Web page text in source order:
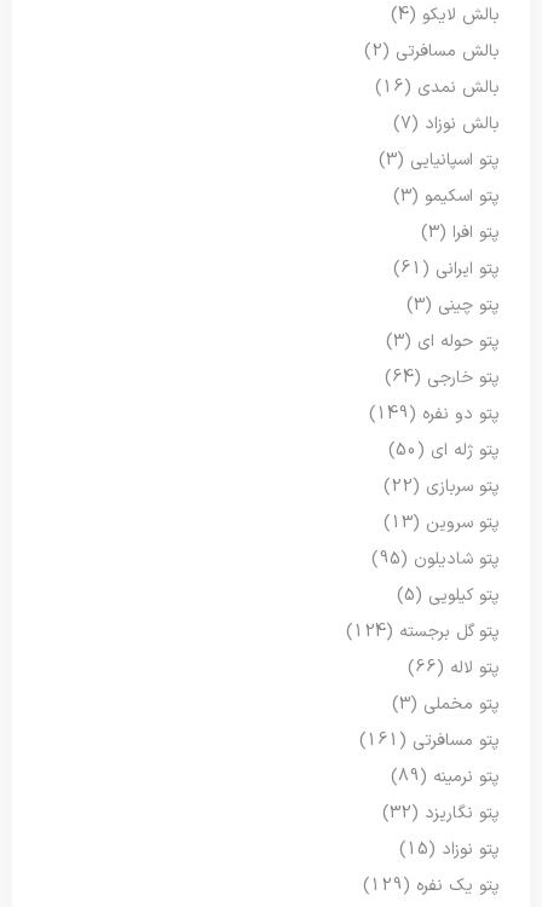
بالش لایکو (4)
بالش مسافرتی (2)
بالش نمدی (16)
بالش نوزاد (7)
پتو اسپانیایی (3)
پتو اسکیمو (3)
پتو افرا (3)
پتو ایرانی (61)
پتو چینی (3)
پتو حوله ای (3)
پتو خارجی (64)
پتو دو نفره (149)
پتو ژله ای (50)
پتو سربازی (22)
پتو سروین (13)
پتو شادیلون (95)
پتو کیلویی (5)
پتو گل برجسته (124)
پتو لاله (66)
پتو مخملی (3)
پتو مسافرتی (161)
پتو نرمینه (89)
پتو نگاریزد (32)
پتو نوزاد (15)
پتو یک نفره (129)